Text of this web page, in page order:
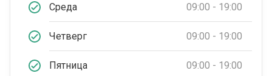
Среда 09:00 - 19:00
Четверг 09:00 - 19:00
Пятница 09:00 - 19:00